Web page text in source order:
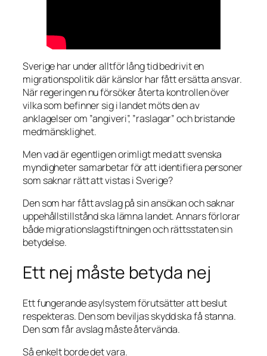
Sverige har under alltför lång tid bedrivit en
migrationspolitik där känslor har fått ersätta ansvar.
När regeringen nu försöker återta kontrollen över
vilka som befinner sig i landet möts den av
anklagelser om ”angiveri”, ”raslagar” och bristande
medmänsklighet.
Men vad är egentligen orimligt med att svenska
myndigheter samarbetar för att identifiera personer
som saknar rätt att vistas i Sverige?
Den som har fått avslag på sin ansökan och saknar
uppehållstillstånd ska lämna landet. Annars förlorar
både migrationslagstiftningen och rättsstaten sin
betydelse.
Ett nej måste betyda nej
Ett fungerande asylsystem förutsätter att beslut
respekteras. Den som beviljas skydd ska få stanna.
Den som får avslag måste återvända.
Så enkelt borde det vara.